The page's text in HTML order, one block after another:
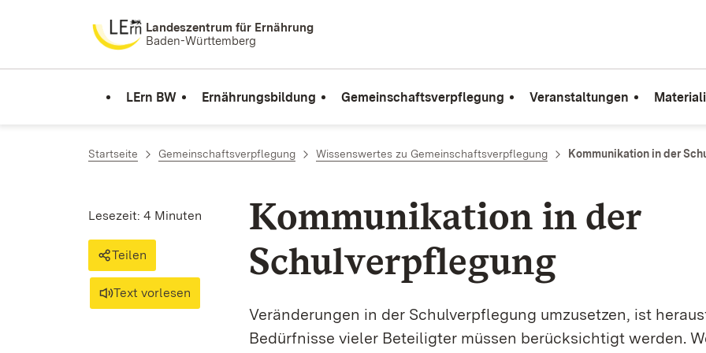
Zum Inhalt springenLandeszentrum für Ernährung
Baden-Württemberg
LErn BW Ernährungsbildung Gemeinschaftsverpflegung Veranstaltungen
Startseite Gemeinschaftsverpflegung Wissenswertes zu Gemeinschaftsverpflegung Kommunikation in der
Kommunikation in der
Schulverpflegung
Veränderungen in der Schulverpflegung umzusetzen, ist
Bedürfnisse vieler Beteiligter müssen berücksichtigt werden.
Lesezeit: 4 Minuten
Teilen
Text vorlesen